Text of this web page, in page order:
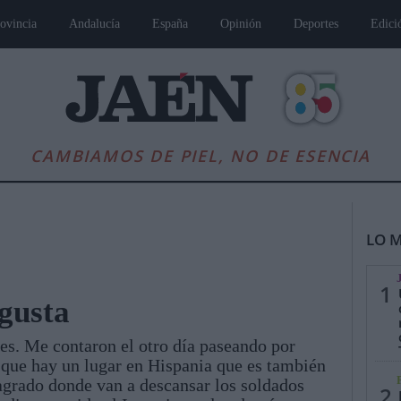
Andalucía España Opinión Deportes
CAMBIAMOS DE PIEL, NO DE ESENCIA
Andalucía Internacional Opinión Cultura Deportes Jaén,
Me contaron el otro día paseando por
hay un lugar en Hispania que es también
donde van a descansar los soldados
LO
1